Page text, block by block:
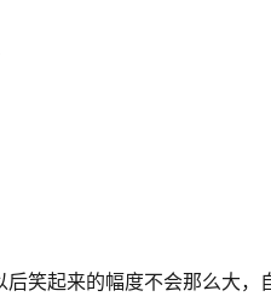
笑起来的幅度不会那么大，